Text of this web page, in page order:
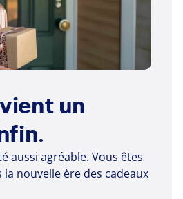
un
aussi agréable. Vous êtes
nouvelle ère des cadeaux